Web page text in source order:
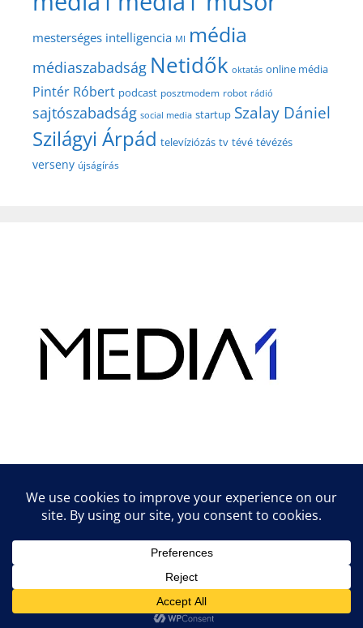
mesterséges intelligencia MI média
médiaszabadság Netidők oktatás online média
Pintér Róbert podcast posztmodem robot rádió
sajtószabadság social media startup Szalay Dániel
Szilágyi Árpád televíziózás tv tévé tévézés
verseny újságírás
Lifestyle tippek & trükkök
© 2026 vipcast.hu powered by Media1• Készült
GeneratePress